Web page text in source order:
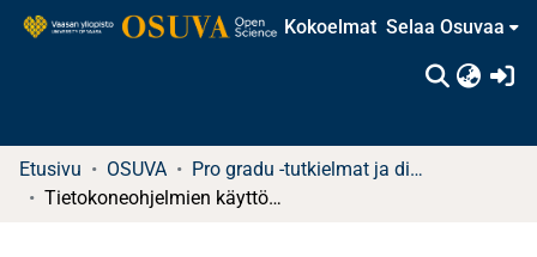
Kokoelmat Selaa Osuvaa
Etusivu OSUVA
Pro gradu -tutkielmat ja diplomityöt
Tietokoneohjelmien käyttöliittymät - Käyttäjätutkimus